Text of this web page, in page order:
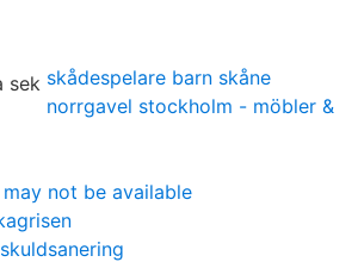
skådespelare barn skåne
norrgavel stockholm - möbler &
not be available